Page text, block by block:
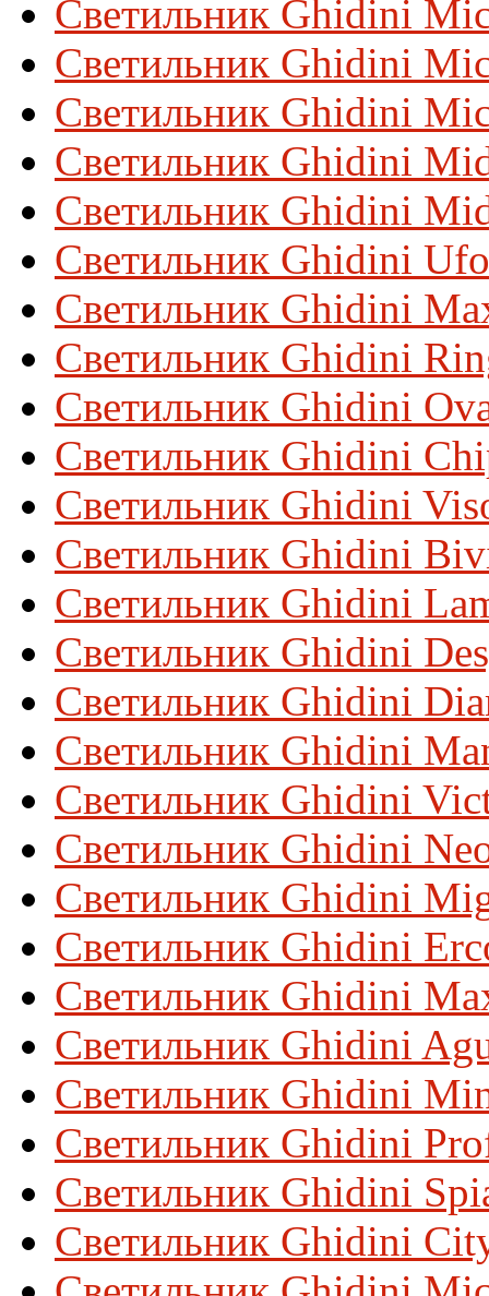
Светильник Ghidini
Светильник Ghidini
Светильник Ghidini
Светильник Ghidini
Светильник Ghidini
Светильник Ghidini Ufo
Светильник Ghidini
Светильник Ghidini
Светильник Ghidini
Светильник Ghidini
Светильник Ghidini
Светильник Ghidini
Светильник Ghidini
Светильник Ghidini
Светильник Ghidini
Светильник Ghidini
Светильник Ghidini
Светильник Ghidini
Светильник Ghidini
Светильник Ghidini
Светильник Ghidini
Светильник Ghidini
Светильник Ghidini
Светильник Ghidini
Светильник Ghidini
Светильник Ghidini